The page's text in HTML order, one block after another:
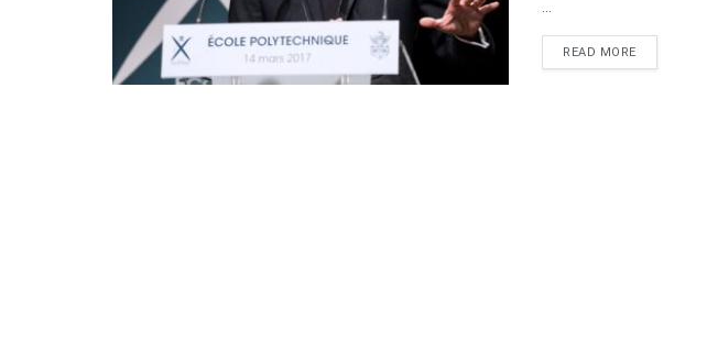
READ MOREDETAILS